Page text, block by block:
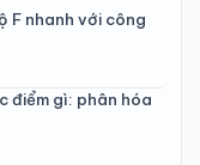
F nhanh với công
điểm gì: phân hóa